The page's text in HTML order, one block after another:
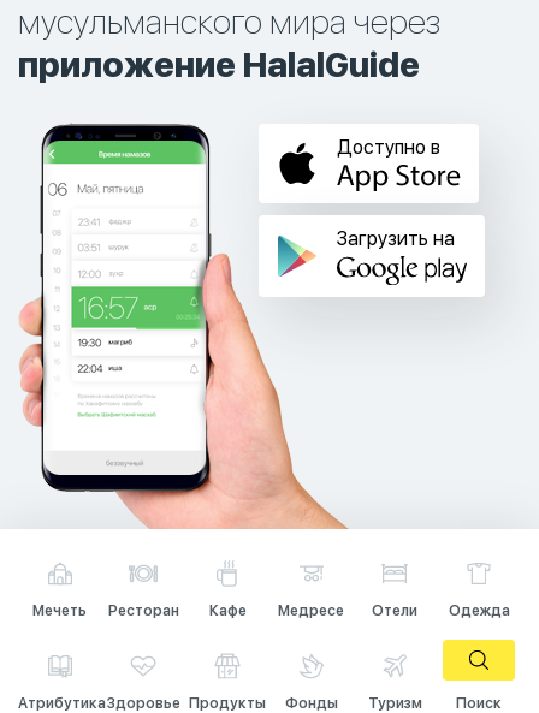
мусульманского мира через
приложение HalalGuide
Доступно в
Загрузить на
Мечеть Ресторан Кафе Медресе Отели Одежда
АтрибутикаЗдоровье Продукты Фонды Туризм Поиск